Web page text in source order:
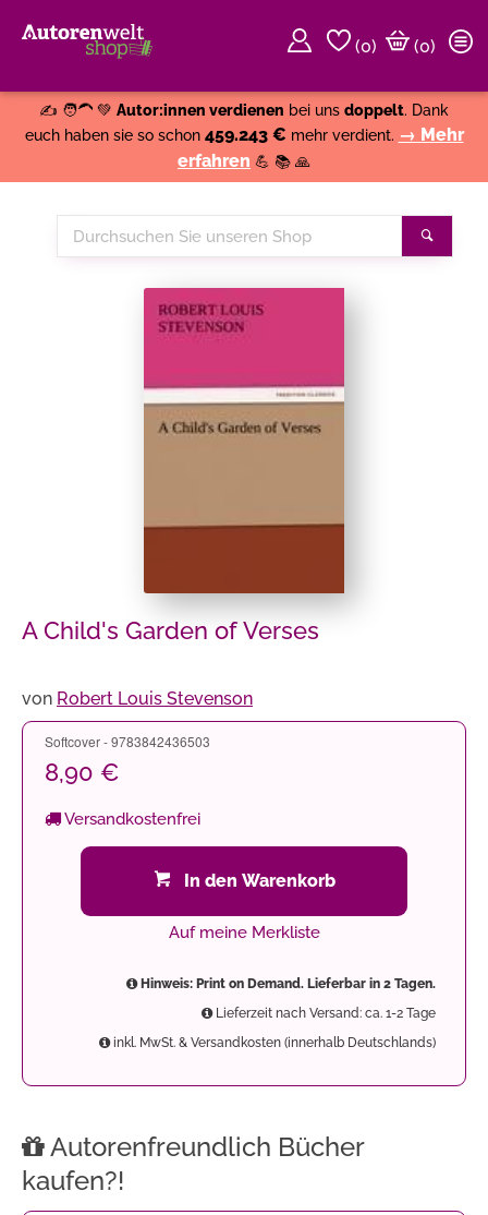
(0)
(0)
✍️ 🧑‍🦱 💚 Autor:innen verdienen bei uns doppelt. Dank
euch haben sie so schon 459.243 € mehr verdient. → Mehr
erfahren 💪 📚 🙏
Durchsuchen
Sie
A Child's Garden of Verses
von Robert Louis Stevenson
Softcover - 9783842436503
8,90 €
Versandkostenfrei
In den Warenkorb
Auf meine Merkliste
Hinweis: Print on Demand. Lieferbar in 2 Tagen.
Lieferzeit nach Versand: ca. 1-2 Tage
inkl. MwSt. & Versandkosten (innerhalb Deutschlands)
Autorenfreundlich Bücher
kaufen?!